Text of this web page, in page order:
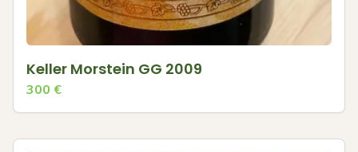
Keller Morstein GG 2009
300 €